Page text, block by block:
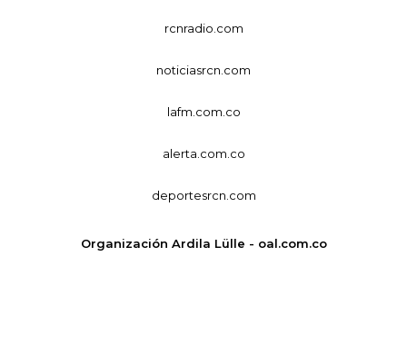
rcnradio.com
noticiasrcn.com
lafm.com.co
alerta.com.co
deportesrcn.com
Organización Ardila Lülle - oal.com.co